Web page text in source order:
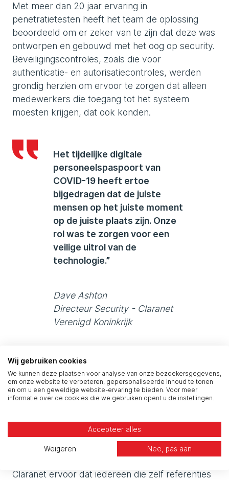
Met meer dan 20 jaar ervaring in
penetratietesten heeft het team de oplossing
beoordeeld om er zeker van te zijn dat deze was
ontworpen en gebouwd met het oog op security.
Beveiligingscontroles, zoals die voor
authenticatie- en autorisatiecontroles, werden
grondig herzien om ervoor te zorgen dat alleen
medewerkers die toegang tot het systeem
moesten krijgen, dat ook konden.
Het tijdelijke digitale
personeelspaspoort van
COVID-19 heeft ertoe
bijgedragen dat de juiste
mensen op het juiste moment
op de juiste plaats zijn. Onze
rol was te zorgen voor een
veilige uitrol van de
technologie.”
Dave Ashton
Directeur Security - Claranet
Verenigd Koninkrijk
De resultaten
Claranet zorgde ervoor dat alle nieuwe en
opgeslagen en niet konden worden gedeeld
tussen apparaten.
Claranet ervoor dat iedereen die zelf referenties
Wij gebruiken cookies
We kunnen deze plaatsen voor analyse van onze bezoekersgegevens,
om onze website te verbeteren, gepersonaliseerde inhoud te tonen
en om u een geweldige website-ervaring te bieden. Voor meer
informatie over de cookies die we gebruiken opent u de instellingen.
Accepteer alles
Weigeren Nee, pas aan